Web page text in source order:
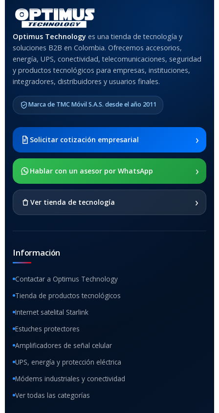
Anti-Shock
MODELO DE TABLETS
COMPATIBLES
2021 SM-x200 / Samsung
Galaxy Tab A8 10.5 2021 SM-
x205
SOPORTE DE APOYO
Optimus Technology es una tienda de tecnología y
soluciones B2B en Colombia. Ofrecemos accesorios,
energía, UPS, conectividad, telecomunicaciones, seguridad
y productos tecnológicos para empresas, instituciones,
integradores, distribuidores y usuarios finales.
Marca de TMC Móvil S.A.S. desde el año 2011
Solicitar cotización empresarial ›
Hablar con un asesor por WhatsApp ›
Ver tienda de tecnología ›
Información
Contactar a Optimus Technology
Tienda de productos tecnológicos
Internet satelital Starlink
Estuches protectores
Amplificadores de señal celular
UPS, energía y protección eléctrica
Módems industriales y conectividad
Ver todas las categorías